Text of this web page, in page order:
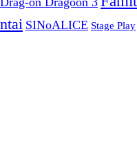
SINoALICE Stage Play